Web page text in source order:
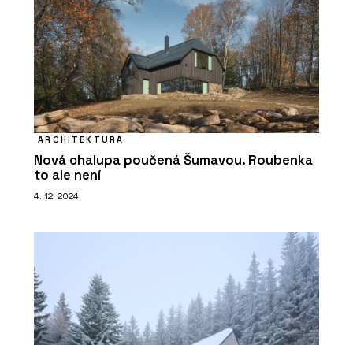
ARCHITEKTURA
Nová chalupa poučená Šumavou. Roubenka
to ale není
4. 12. 2024